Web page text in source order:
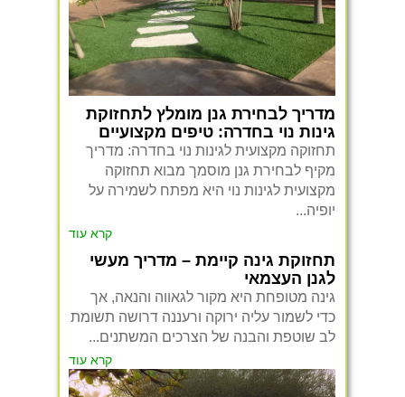
מדריך לבחירת גנן מומלץ לתחזוקת
גינות נוי בחדרה: טיפים מקצועיים
תחזוקה מקצועית לגינות נוי בחדרה: מדריך
מקיף לבחירת גנן מוסמך מבוא תחזוקה
מקצועית לגינות נוי היא מפתח לשמירה על
יופיה...
קרא עוד
תחזוקת גינה קיימת – מדריך מעשי
לגנן העצמאי
גינה מטופחת היא מקור לגאווה והנאה, אך
כדי לשמור עליה ירוקה ורעננה דרושה תשומת
לב שוטפת והבנה של הצרכים המשתנים...
קרא עוד